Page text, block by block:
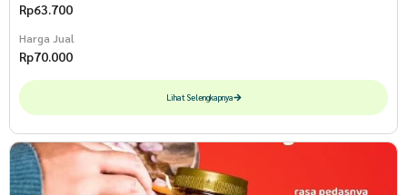
Rp63.700
Harga Jual
Rp70.000
Lihat Selengkapnya